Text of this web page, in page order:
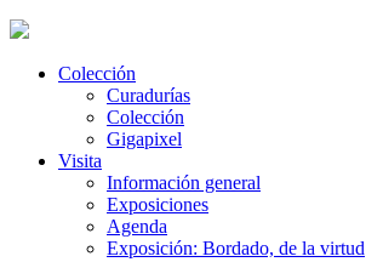
Colección
Curadurías
Colección
Gigapixel
Visita
Información general
Exposiciones
Agenda
Exposición: Bordado, de la virtud